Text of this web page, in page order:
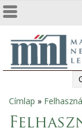
Jelenlegi
Címlap »